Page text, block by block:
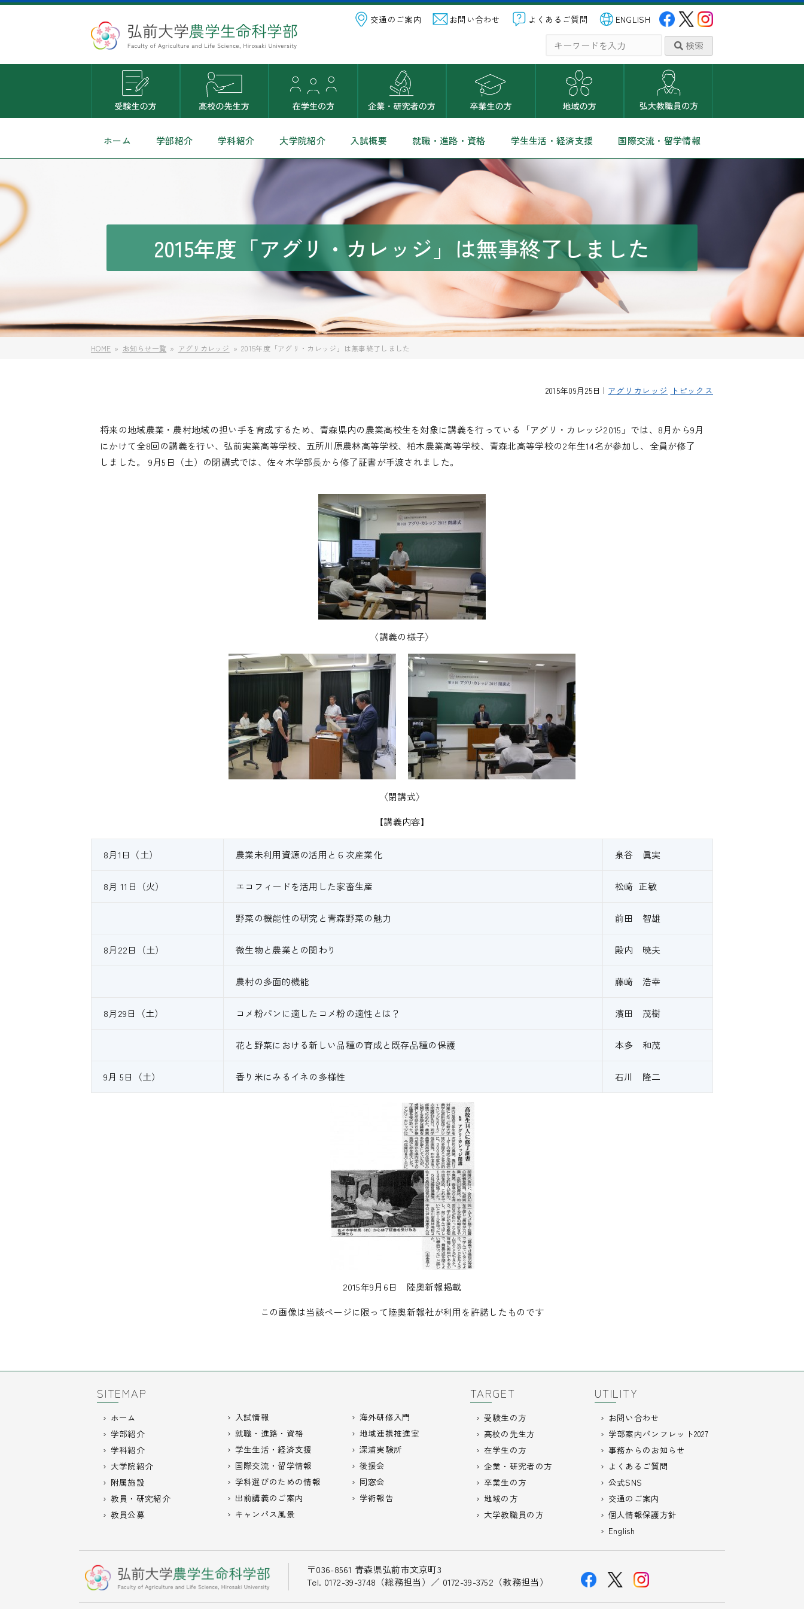
交通のご案内 お問い合わせ よくあるご質問 ENGLISH
検索
ホーム 学部紹介 学科紹介 大学院紹介 入試概要 就職・進路・資格 学生生活・経済支援 国際交流・留学情報
2015年度「アグリ・カレッジ」は無事終了しました
HOME お知らせ一覧 アグリカレッジ 2015年度「アグリ・カレッジ」は無事終了しました
2015年09月25日 | アグリカレッジ トピックス
将来の地域農業・農村地域の担い手を育成するため、青森県内の農業高校生を対象に講義を行っている「アグリ・カレッジ2015」では、8月から9月
にかけて全8回の講義を行い、弘前実業高等学校、五所川原農林高等学校、柏木農業高等学校、青森北高等学校の2年生14名が参加し、全員が修了
しました。 9月5日（土）の閉講式では、佐々木学部長から修了証書が手渡されました。
〈講義の様子〉
〈閉講式〉
【講義内容】
8月1日（土） 農業未利用資源の活用と６次産業化 泉谷 眞実
8月 11日（火） エコフィードを活用した家畜生産 松﨑 正敏
野菜の機能性の研究と青森野菜の魅力 前田 智雄
8月22日（土） 微生物と農業との関わり 殿内 暁夫
農村の多面的機能 藤﨑 浩幸
8月29日（土） コメ粉パンに適したコメ粉の適性とは？ 濱田 茂樹
花と野菜における新しい品種の育成と既存品種の保護 本多 和茂
9月 5日（土） 香り米にみるイネの多様性 石川 隆二
2015年9月6日 陸奥新報掲載
この画像は当該ページに限って陸奥新報社が利用を許諾したものです
SITEMAP
ホーム
学部紹介
学科紹介
大学院紹介
附属施設
教員・研究紹介
教員公募
入試情報
就職・進路・資格
学生生活・経済支援
国際交流・留学情報
学科選びのための情報
出前講義のご案内
キャンパス風景
海外研修入門
地域連携推進室
深浦実験所
後援会
同窓会
学術報告
TARGET
受験生の方
高校の先生方
在学生の方
企業・研究者の方
卒業生の方
地域の方
大学教職員の方
UTILITY
お問い合わせ
学部案内パンフレット2027
事務からのお知らせ
よくあるご質問
公式SNS
交通のご案内
個人情報保護方針
English
〒036-8561 青森県弘前市文京町3
Tel. 0172-39-3748（総務担当）／ 0172-39-3752（教務担当）